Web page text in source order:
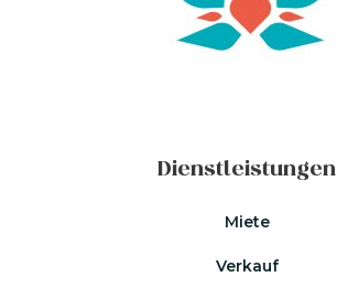
Dienstleistungen
Miete
Verkauf